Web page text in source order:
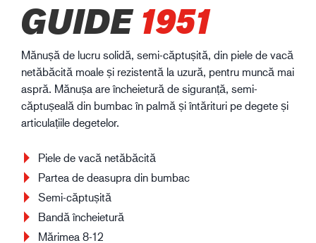
GUIDE1951
Mănușă de lucru solidă, semi-căptușită, din piele de vacă
netăbăcită moale și rezistentă la uzură, pentru muncă mai
aspră. Mănușa are încheietură de siguranță, semi-
căptușeală din bumbac în palmă și întărituri pe degete și
articulațiile degetelor.
Piele de vacă netăbăcită
Partea de deasupra din bumbac
Semi-căptușită
Bandă încheietură
Mărimea 8-12